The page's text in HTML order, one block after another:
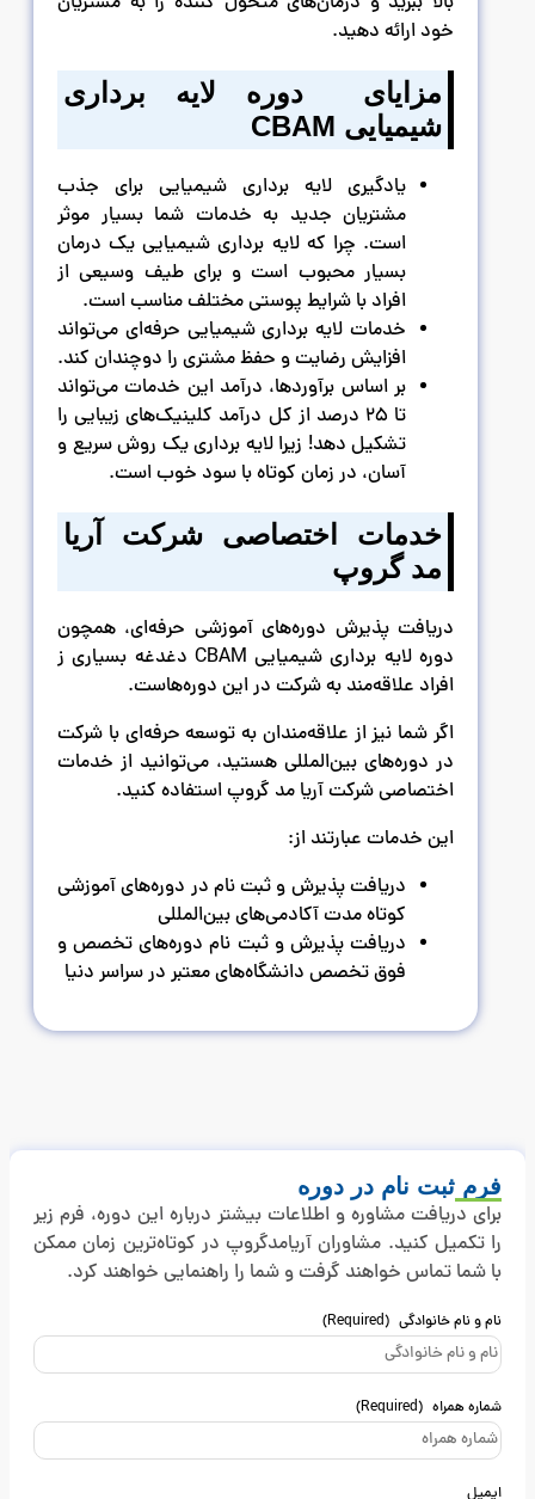
خود ارائه دهید.
مزایای دوره لایه برداری
شیمیایی CBAM
یادگیری لایه برداری شیمیایی برای جذب
مشتریان جدید به خدمات شما بسیار موثر
است. چرا که لایه برداری شیمیایی یک درمان
بسیار محبوب است و برای طیف وسیعی از
افراد با شرایط پوستی مختلف مناسب است.
خدمات لایه برداری شیمیایی حرفه‌ای می‌تواند
افزایش رضایت و حفظ مشتری را دوچندان کند.
بر اساس برآوردها، درآمد این خدمات می‌تواند
تا 25 درصد از کل درآمد کلینیک‌های زیبایی را
تشکیل دهد! زیرا لایه برداری یک روش سریع و
آسان، در زمان کوتاه با سود خوب است.
خدمات اختصاصی شرکت آریا
مد گروپ
دریافت پذیرش دوره‌های آموزشی حرفه‌ای، همچون
دوره لایه برداری شیمیایی CBAM دغدغه بسیاری ز
افراد علاقه‌مند به شرکت در این دوره‌هاست.
اگر شما نیز از علاقه‌مندان به توسعه حرفه‌ای با شرکت
در دوره‌های بین‌المللی هستید، می‌توانید از خدمات
اختصاصی شرکت آریا مد گروپ استفاده کنید.
این خدمات عبارتند از:
دریافت پذیرش و ثبت نام در دوره‌های آموزشی
کوتاه مدت آکادمی‌های بین‌المللی
دریافت پذیرش و ثبت نام دوره‌های تخصص و
فوق تخصص دانشگاه‌های معتبر در سراسر دنیا
فرم ثبت نام در دوره
برای دریافت مشاوره و اطلاعات بیشتر درباره این دوره، فرم زیر
را تکمیل کنید. مشاوران آریامدگروپ در کوتاه‌ترین زمان ممکن
با شما تماس خواهند گرفت و شما را راهنمایی خواهند کرد.
نام و نام خانوادگی (Required)
شماره همراه (Required)
ایمیل